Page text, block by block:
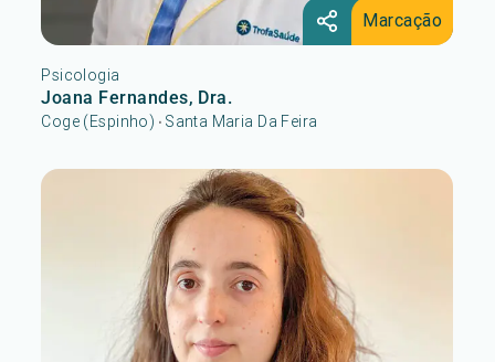
Marcação
Psicologia
Joana Fernandes, Dra.
Coge (Espinho) • Santa Maria Da Feira